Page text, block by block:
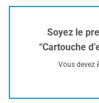
Soyez le
“Cartouche
Vous devez